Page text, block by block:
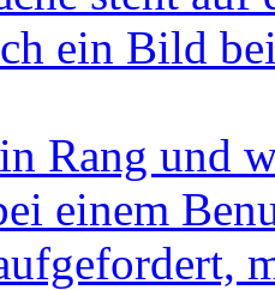
ein Bild
Rang und
einem